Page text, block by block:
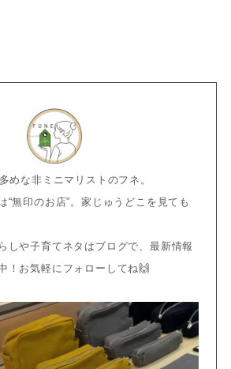
めな非ミニマリストのフネ。
“無印のお店”。家じゅうどこを見ても
しや子育てネタはブログで、最新情報
！お気軽にフォローしてね🙌